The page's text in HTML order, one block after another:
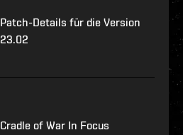
Patch-Details für die Version
23.02
Cradle of War In Focus